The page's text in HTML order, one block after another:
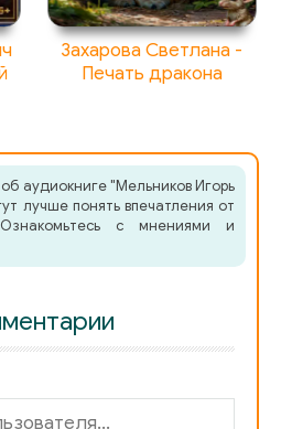
Захарова Светлана -
Печать дракона
аудиокниге "Мельников Игорь
лучше понять впечатления от
с мнениями и